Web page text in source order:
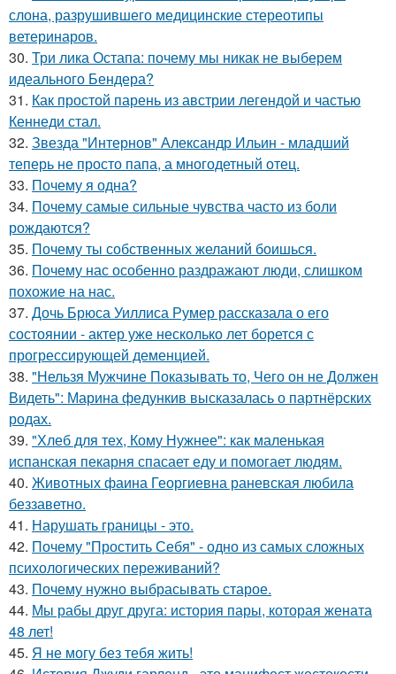
слона, разрушившего медицинские стереотипы
ветеринаров.
30. Три лика Остапа: почему мы никак не выберем
идеального Бендера?
31. Как простой парень из австрии легендой и частью
Кеннеди стал.
32. Звезда "Интернов" Александр Ильин - младший
теперь не просто папа, а многодетный отец.
33. Почему я одна?
34. Почему самые сильные чувства часто из боли
рождаются?
35. Почему ты собственных желаний боишься.
36. Почему нас особенно раздражают люди, слишком
похожие на нас.
37. Дочь Брюса Уиллиса Румер рассказала о его
состоянии - актер уже несколько лет борется с
прогрессирующей деменцией.
38. "Нельзя Мужчине Показывать то, Чего он не Должен
Видеть": Марина федункив высказалась о партнёрских
родах.
39. "Хлеб для тех, Кому Нужнее": как маленькая
испанская пекарня спасает еду и помогает людям.
40. Животных фаина Георгиевна раневская любила
беззаветно.
41. Нарушать границы - это.
42. Почему "Простить Себя" - одно из самых сложных
психологических переживаний?
43. Почему нужно выбрасывать старое.
44. Мы рабы друг друга: история пары, которая жената
48 лет!
45. Я не могу без тебя жить!